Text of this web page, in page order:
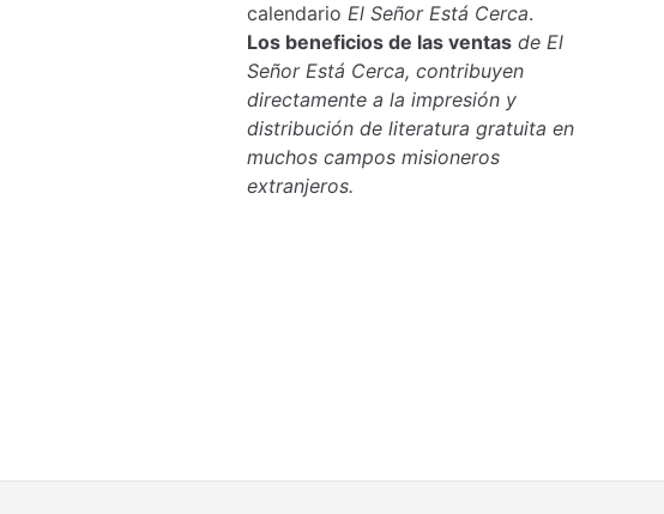
calendario El Señor Está Cerca.
Los beneficios de las ventas de El
Señor Está Cerca, contribuyen
directamente a la impresión y
distribución de literatura gratuita en
muchos campos misioneros
extranjeros.